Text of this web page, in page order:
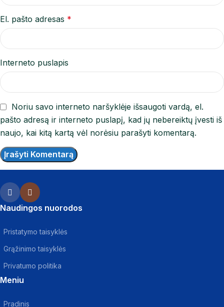
El. pašto adresas *
Interneto puslapis
Noriu savo interneto naršyklėje išsaugoti vardą, el.
pašto adresą ir interneto puslapį, kad jų nebereiktų įvesti iš
naujo, kai kitą kartą vėl norėsiu parašyti komentarą.
Naudingos nuorodos
Pristatymo taisyklės
Grąžinimo taisyklės
Privatumo politika
Meniu
Pradinis